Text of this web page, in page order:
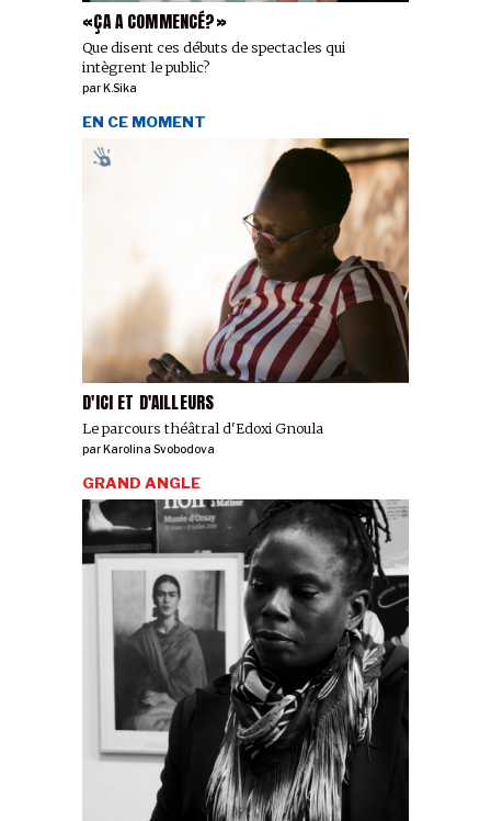
«ÇA A COMMENCÉ?»
Que disent ces débuts de spectacles qui
intègrent le public?
parK.Sika
D'ICI ET D'AILLEURS
Le parcours théâtral d'Edoxi Gnoula
EN CE MOMENT
parKarolina Svobodova
GRAND ANGLE